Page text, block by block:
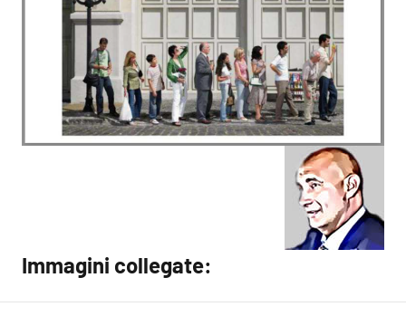
Immagini collegate: